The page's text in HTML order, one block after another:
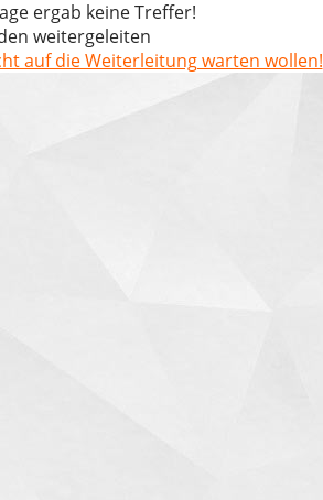
ergab keine Treffer!
weitergeleiten
auf die Weiterleitung warten wollen!